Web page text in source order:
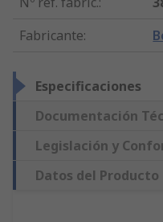
Fabricante:
Especificaciones
Documentación
Legislación y
Datos del Producto